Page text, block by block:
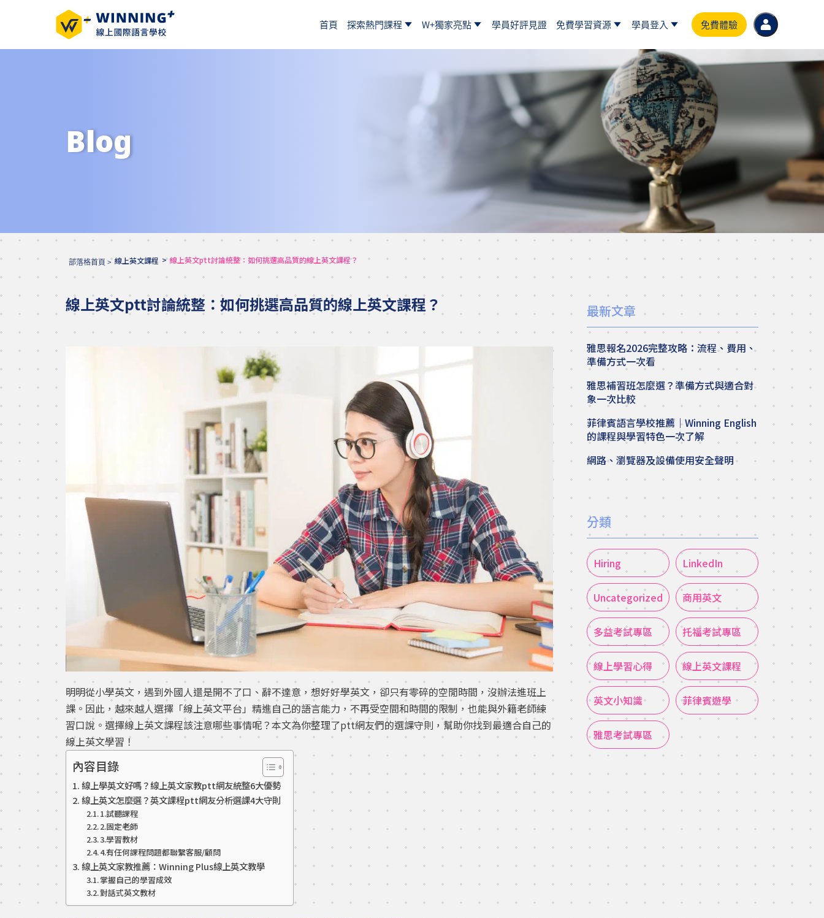
首頁 探索熱門課程 W+獨家亮點 學員好評見證 免費學習資源 學員登入 免費體驗
Blog
部落格首頁 > 線上英文課程 > 線上英文ptt討論統整：如何挑選高品質的線上英文課程？
線上英文ptt討論統整：如何挑選高品質的線上英文課程？
明明從小學英文，遇到外國人還是開不了口、辭不達意，想好好學英文，卻只有零碎的空閒時間，沒辦法進班上
課。因此，越來越人選擇「線上英文平台」精進自己的語言能力，不再受空間和時間的限制，也能與外籍老師練
習口說。選擇線上英文課程該注意哪些事情呢？本文為你整理了ptt網友們的選課守則，幫助你找到最適合自己的
線上英文學習！
內容目錄
線上學英文好嗎？線上英文家教ptt網友統整6大優勢
線上英文怎麼選？英文課程ptt網友分析選課4大守則
1.試聽課程
2.固定老師
3.學習教材
4.有任何課程問題都聯繫客服/顧問
線上英文家教推薦：Winning Plus線上英文教學
掌握自己的學習成效
對話式英文教材
最新文章
雅思報名2026完整攻略：流程、費用、
準備方式一次看
雅思補習班怎麼選？準備方式與適合對
象一次比較
菲律賓語言學校推薦｜Winning English
的課程與學習特色一次了解
網路、瀏覽器及設備使用安全聲明
分類
Hiring LinkedIn
Uncategorized 商用英文
多益考試專區 托福考試專區
線上學習心得 線上英文課程
英文小知識 菲律賓遊學
雅思考試專區